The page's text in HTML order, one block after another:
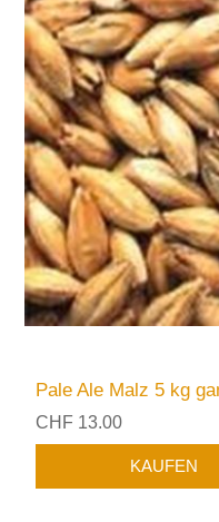
Pale Ale Malz 5 kg
CHF 13.00